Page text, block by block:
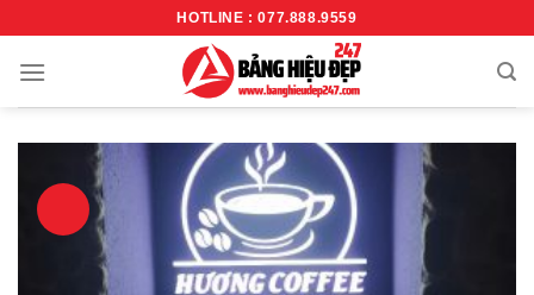
nội
dung
HOTLINE : 077.888.9559